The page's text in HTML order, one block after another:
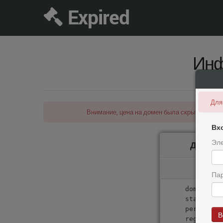
Для
Expired
Внимание, цена на домен была скрыта! Вы
Домен
domain:
state:
person:
registrar: